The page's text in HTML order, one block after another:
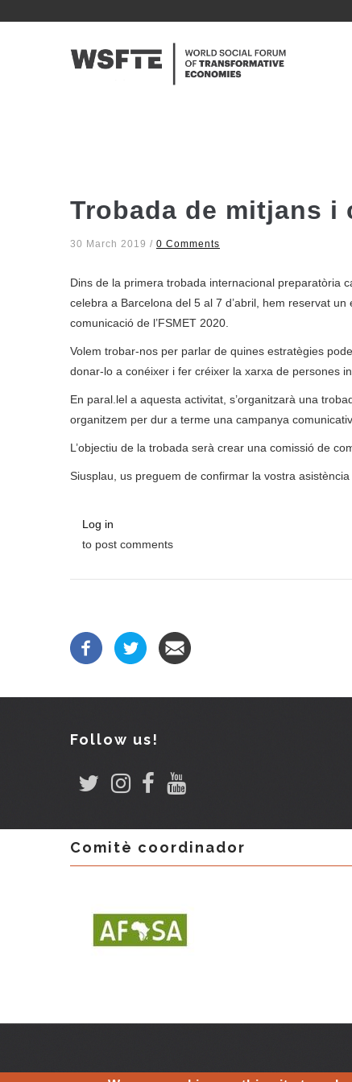
Trobada de mitjans
30 March 2019 / 0 Comments
Dins de la primera trobada internacional preparatòria
celebra a Barcelona del 5 al 7 d’abril, hem reservat
comunicació de l’FSMET 2020.
Volem trobar-nos per parlar de quines estratègies
donar-lo a conéixer i fer créixer la xarxa de persones
En paral.lel a aquesta activitat, s’organitzarà una
organitzem per dur a terme una campanya
L’objectiu de la trobada serà crear una comissió de
Siusplau, us preguem de confirmar la vostra
Log in
to post comments
Follow us!
Comitè coordinador
LEGAL WARNING Cookie policy | The other world that